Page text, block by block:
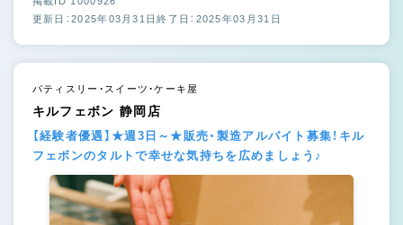
更新日：2025年03月31日終了日：2025年03月31日
パティスリー・スイーツ・ケーキ屋
キルフェボン 静岡店
【経験者優遇】★週3日～★販売・製造アルバイト募集！キル
フェボンのタルトで幸せな気持ちを広めましょう♪